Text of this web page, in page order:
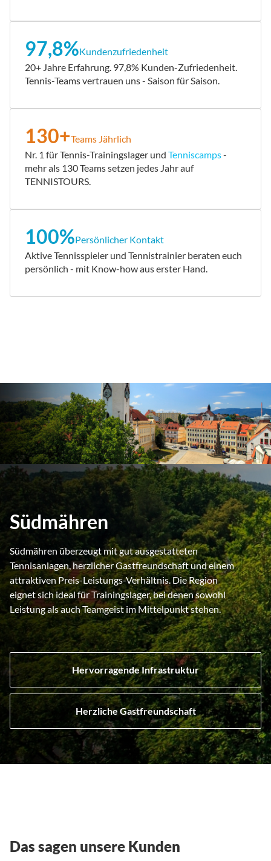
97,8%Kundenzufriedenheit
20+ Jahre Erfahrung. 97,8% Kunden-Zufriedenheit.
Tennis-Teams vertrauen uns - Saison für Saison.
130+Teams Jährlich
Nr. 1 für Tennis-Trainingslager und Tenniscamps-
mehr als 130 Teams setzen jedes Jahr auf
TENNISTOURS.
100%Persönlicher Kontakt
Aktive Tennisspieler und Tennistrainier beraten euch
persönlich - mit Know-how aus erster Hand.
Südmähren
Südmähren überzeugt mit gut ausgestatteten
Tennisanlagen, herzlicher Gastfreundschaft und einem
attraktiven Preis-Leistungs-Verhältnis. Die Region
eignet sich ideal für Trainingslager, bei denen sowohl
Leistung als auch Teamgeist im Mittelpunkt stehen.
Hervorragende Infrastruktur
Herzliche Gastfreundschaft
Das sagen unsere Kunden